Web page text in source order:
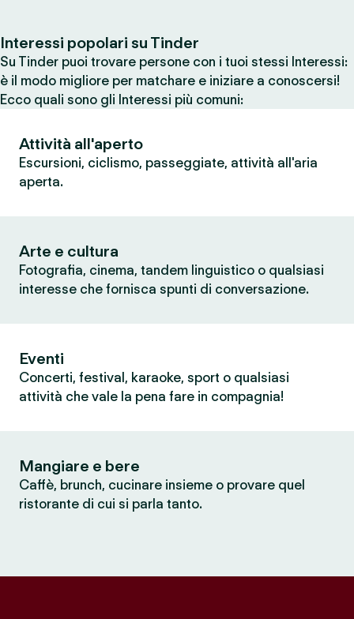
Interessi popolari su Tinder
Su Tinder puoi trovare persone con i tuoi stessi Interessi:
è il modo migliore per matchare e iniziare a conoscersi!
Ecco quali sono gli Interessi più comuni:
Attività all'aperto
Escursioni, ciclismo, passeggiate, attività all'aria
aperta.
Arte e cultura
Fotografia, cinema, tandem linguistico o qualsiasi
interesse che fornisca spunti di conversazione.
Eventi
Concerti, festival, karaoke, sport o qualsiasi
attività che vale la pena fare in compagnia!
Mangiare e bere
Caffè, brunch, cucinare insieme o provare quel
ristorante di cui si parla tanto.